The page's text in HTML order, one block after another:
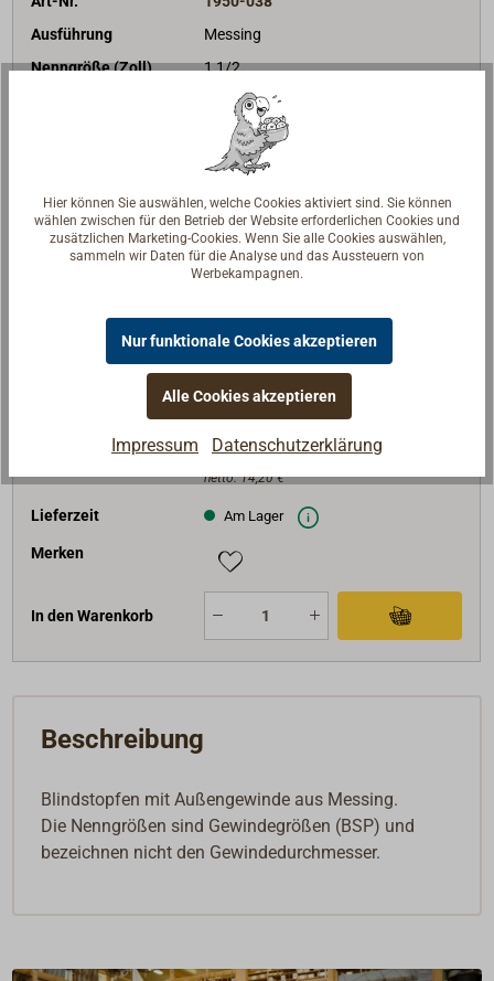
Ausführung
Messing
Nenngröße (Zoll)
1 1/2
9,90 €*
netto:8,32 €
Am Lager
Merken
In den Warenkorb
1950-050
Messing
16,90 €*
netto:14,20 €
Lieferzeit Am Lager
Merken
In den Warenkorb
Beschreibung
Blindstopfen mit Außengewinde aus Messing.
Die Nenngrößen sind Gewindegrößen (BSP) und
bezeichnen nicht den Gewindedurchmesser.
Hier können Sie auswählen, welche Cookies aktiviert sind. Sie können
wählen zwischen für den Betrieb der Website erforderlichen Cookies und
zusätzlichen Marketing-Cookies. Wenn Sie alle Cookies auswählen,
sammeln wir Daten für die Analyse und das Aussteuern von
Werbekampagnen.
Nur funktionale Cookies akzeptieren
Alle Cookies akzeptieren
Impressum Datenschutzerklärung